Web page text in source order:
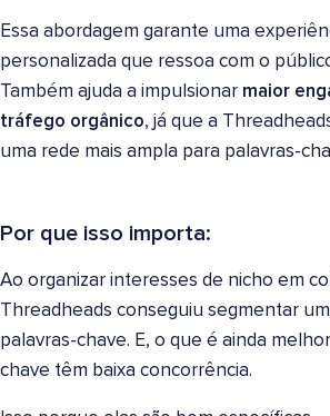
Essa abordagem garante uma
personalizada que ressoa com o
Também ajuda a impulsionar maior
tráfego orgânico, já que a
uma rede mais ampla para palavras-
Por que isso importa:
Ao organizar interesses de nicho em
Threadheads conseguiu segmentar
palavras-chave. E, o que é ainda
chave têm baixa concorrência.